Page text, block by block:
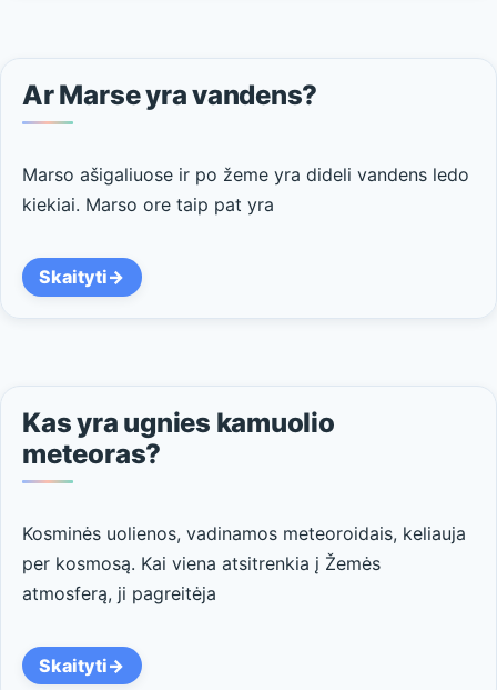
Ar Marse yra vandens?
Marso ašigaliuose ir po žeme yra dideli vandens ledo
kiekiai. Marso ore taip pat yra
Skaityti
Kas yra ugnies kamuolio
meteoras?
Kosminės uolienos, vadinamos meteoroidais, keliauja
per kosmosą. Kai viena atsitrenkia į Žemės
atmosferą, ji pagreitėja
Skaityti